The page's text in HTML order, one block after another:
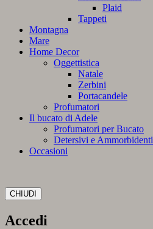
Plaid
Tappeti
Montagna
Mare
Home Decor
Oggettistica
Natale
Zerbini
Portacandele
Profumatori
Il bucato di Adele
Profumatori per Bucato
Detersivi e Ammorbidenti
Occasioni
CHIUDI
Accedi